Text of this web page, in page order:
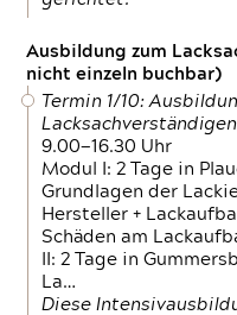
Ausbildung zum
nicht einzeln buchbar)
Termin 1/10:
Lacksachverständigen
9.00—16.30 Uhr
Modul I: 2 Tage in
Grundlagen der
Hersteller +
Schäden am
II: 2 Tage in
La…
Diese